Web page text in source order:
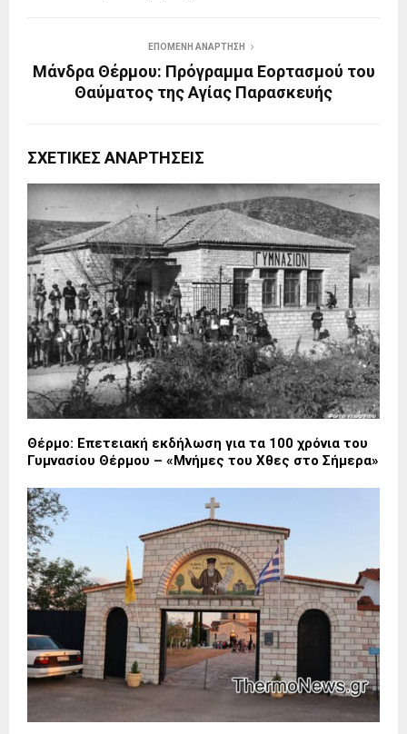
ΕΠΌΜΕΝΗ ΑΝΆΡΤΗΣΗ
Μάνδρα Θέρμου: Πρόγραμμα Εορτασμού του
Θαύματος της Αγίας Παρασκευής
ΣΧΕΤΙΚΈΣ ΑΝΑΡΤΉΣΕΙΣ
Θέρμο: Επετειακή εκδήλωση για τα 100 χρόνια του
Γυμνασίου Θέρμου – «Μνήμες του Χθες στο Σήμερα»